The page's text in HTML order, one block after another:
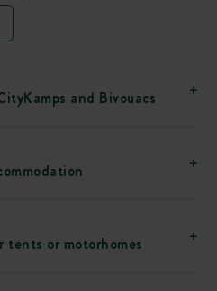
and Bivouacs
tents or motorhomes